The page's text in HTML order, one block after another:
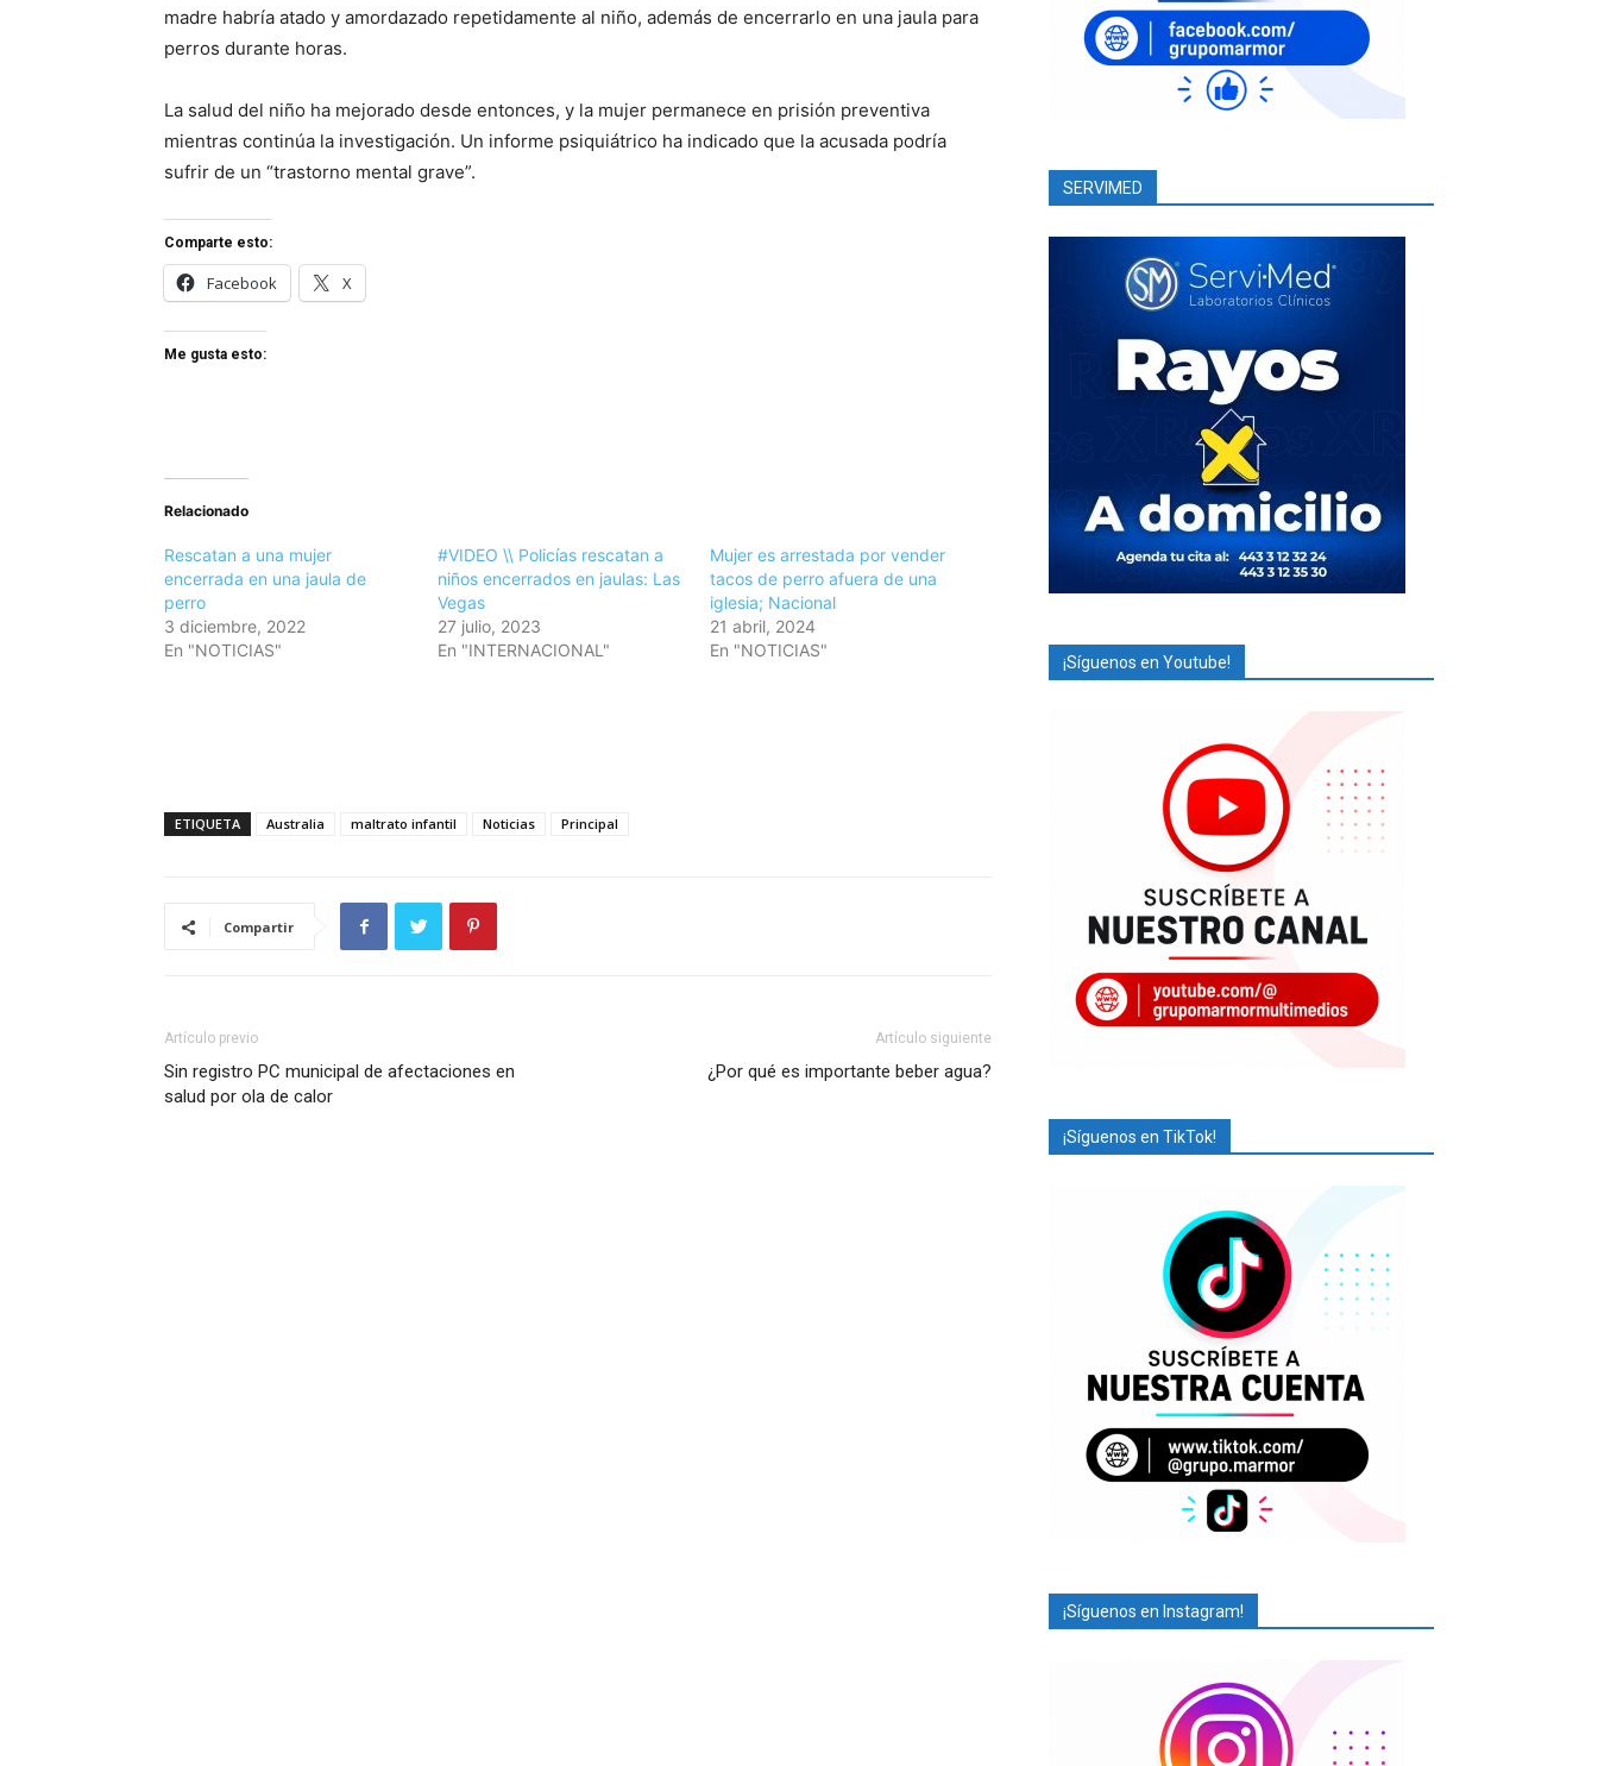
madre habría atado y amordazado repetidamente al niño, además de encerrarlo en una jaula para
perros durante horas.
La salud del niño ha mejorado desde entonces, y la mujer permanece en prisión preventiva
mientras continúa la investigación. Un informe psiquiátrico ha indicado que la acusada podría
sufrir de un “trastorno mental grave”.
Comparte esto:
Facebook X
Me gusta esto:
Relacionado
Rescatan a una mujer
encerrada en una jaula de
perro
3 diciembre, 2022
En "NOTICIAS"
#VIDEO \\ Policías rescatan a
niños encerrados en jaulas: Las
Vegas
27 julio, 2023
En "INTERNACIONAL"
Mujer es arrestada por vender
tacos de perro afuera de una
iglesia; Nacional
21 abril, 2024
En "NOTICIAS"
ETIQUETA Australia maltrato infantil Noticias Principal
Compartir
Artículo previo
Sin registro PC municipal de afectaciones en
salud por ola de calor
Artículo siguiente
¿Por qué es importante beber agua?
SERVIMED
¡Síguenos en Youtube!
¡Síguenos en TikTok!
¡Síguenos en Instagram!